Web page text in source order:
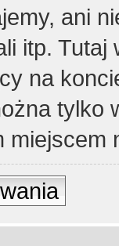
ani
itp. Tutaj
na
tylko
miejscem